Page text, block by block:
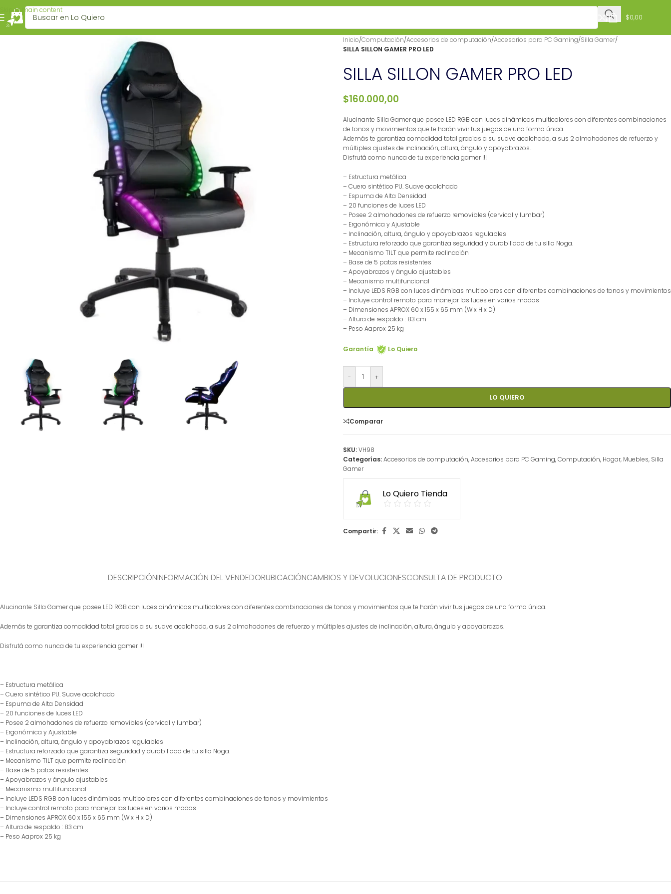
Skip to main content
$0,00
Inicio/Computación/Accesorios de computación/Accesorios para PC Gaming/Silla Gamer/
SILLA SILLON GAMER PRO LED
SILLA SILLON GAMER PRO LED
$160.000,00
Alucinante Silla Gamer que posee LED RGB con luces dinámicas multicolores con diferentes combinaciones
de tonos y movimientos que te harán vivir tus juegos de una forma única.
Además te garantiza comodidad total gracias a su suave acolchado, a sus 2 almohadones de refuerzo y
múltiples ajustes de inclinación, altura, ángulo y apoyabrazos.
Disfrutá como nunca de tu experiencia gamer !!!
– Estructura metálica
– Cuero sintético PU. Suave acolchado
– Espuma de Alta Densidad
– 20 funciones de luces LED
– Posee 2 almohadones de refuerzo removibles (cervical y lumbar)
– Ergonómica y Ajustable
– Inclinación, altura, ángulo y apoyabrazos regulables
– Estructura reforzado que garantiza seguridad y durabilidad de tu silla Noga.
– Mecanismo TILT que permite reclinación
– Base de 5 patas resistentes
– Apoyabrazos y ángulo ajustables
– Mecanismo multifuncional
– Incluye LEDS RGB con luces dinámicas multicolores con diferentes combinaciones de tonos y movimientos
– Incluye control remoto para manejar las luces en varios modos
– Dimensiones APROX 60 x 155 x 65 mm (W x H x D)
– Altura de respaldo : 83 cm
– Peso Aaprox 25 kg
Garantía Lo Quiero
- +
LO QUIERO
Comparar
SKU:VH98
Categorías:Accesorios de computación,Accesorios para PC Gaming,Computación, Hogar, Muebles, Silla
Gamer
Lo Quiero Tienda
Compartir:
DESCRIPCIÓNINFORMACIÓN DEL VENDEDORUBICACIÓNCAMBIOS Y DEVOLUCIONESCONSULTA DE PRODUCTO
Alucinante Silla Gamer que posee LED RGB con luces dinámicas multicolores con diferentes combinaciones de tonos y movimientos que te harán vivir tus juegos de una forma única.
Además te garantiza comodidad total gracias a su suave acolchado, a sus 2 almohadones de refuerzo y múltiples ajustes de inclinación, altura, ángulo y apoyabrazos.
Disfrutá como nunca de tu experiencia gamer !!!
– Estructura metálica
– Cuero sintético PU. Suave acolchado
– Espuma de Alta Densidad
– 20 funciones de luces LED
– Posee 2 almohadones de refuerzo removibles (cervical y lumbar)
– Ergonómica y Ajustable
– Inclinación, altura, ángulo y apoyabrazos regulables
– Estructura reforzado que garantiza seguridad y durabilidad de tu silla Noga.
– Mecanismo TILT que permite reclinación
– Base de 5 patas resistentes
– Apoyabrazos y ángulo ajustables
– Mecanismo multifuncional
– Incluye LEDS RGB con luces dinámicas multicolores con diferentes combinaciones de tonos y movimientos
– Incluye control remoto para manejar las luces en varios modos
– Dimensiones APROX 60 x 155 x 65 mm (W x H x D)
– Altura de respaldo : 83 cm
– Peso Aaprox 25 kg